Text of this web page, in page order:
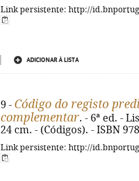
Link persistente: http://
ADICIONAR À LISTA
9 - Código do registo
complementar. - 6ª ed. -
24 cm. - (Códigos). - ISBN
Link persistente: http://